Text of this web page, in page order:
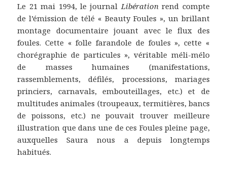
Le 21 mai 1994, le journal Libération rend compte
de l’émission de télé « Beauty Foules », un brillant
montage documentaire jouant avec le flux des
foules. Cette « folle farandole de foules », cette «
chorégraphie de particules », véritable méli-mélo
de masses humaines (manifestations,
rassemblements, défilés, processions, mariages
princiers, carnavals, embouteillages, etc.) et de
multitudes animales (troupeaux, termitières, bancs
de poissons, etc.) ne pouvait trouver meilleure
illustration que dans une de ces Foules pleine page,
auxquelles Saura nous a depuis longtemps
habitués.